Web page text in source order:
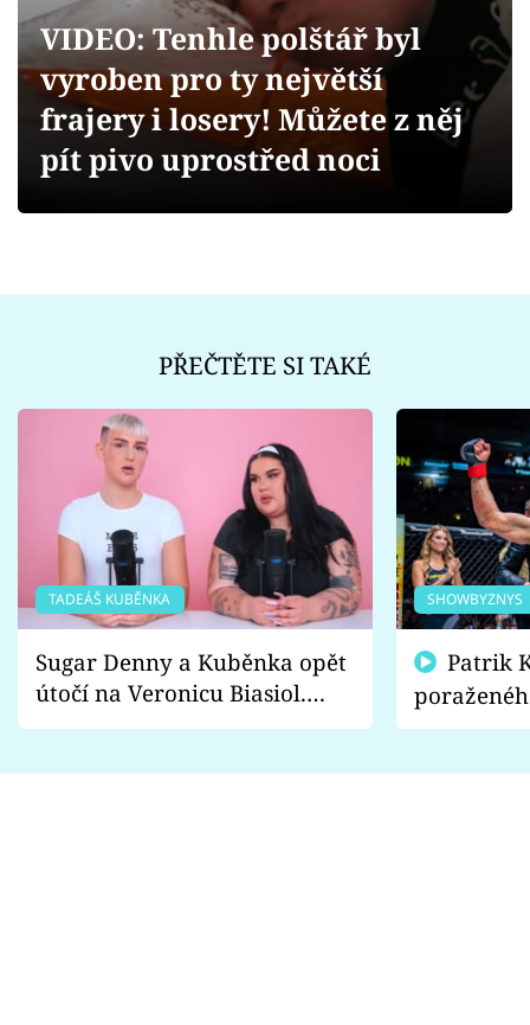
Videa
Sledujte prima+
VIDEO: Tenhle polštář byl
vyroben pro ty největší
frajery i losery! Můžete z něj
pít pivo uprostřed noci
PŘEČTĚTE SI TAKÉ
TADEÁŠ KUBĚNKA
Sugar Denny a Kuběnka opět
útočí na Veronicu Biasiol.
Proč je podle nich falešná a
SHOWBYZNYS
fanoušci